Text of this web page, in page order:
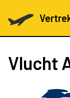
Vlucht